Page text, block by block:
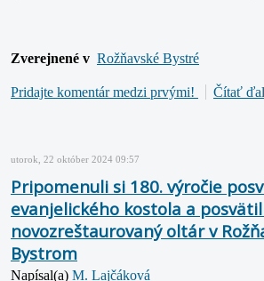
Zverejnené v Rožňavské Bystré
Pridajte komentár medzi prvými! Čítať
utorok, 22 október 2024 09:57
Pripomenuli si 180. výročie
evanjelického kostola a
novozreštaurovaný oltár v
Bystrom
Napísal(a) M. Lajčáková